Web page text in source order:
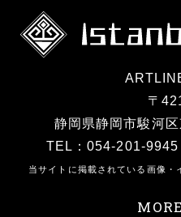
〒
静岡県静岡市駿河
TEL：054-201-
当サイトに掲載されている画像・